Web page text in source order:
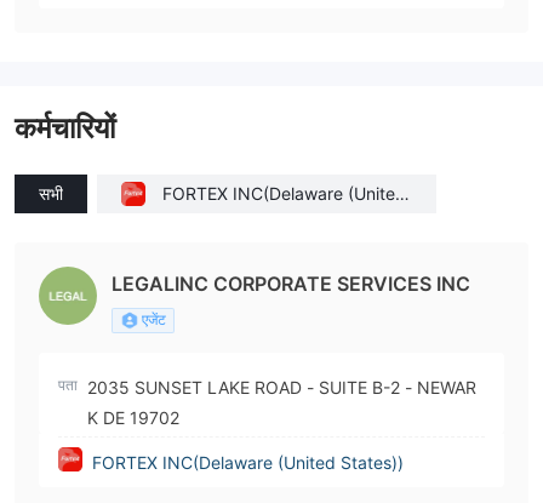
कर्मचारियों
सभी
FORTEX INC(Delaware (United
LEGALINC CORPORATE SERVICES INC
एजेंट
पता 2035 SUNSET LAKE ROAD - SUITE B-2 - NEWAR
K DE 19702
FORTEX INC(Delaware (United States))